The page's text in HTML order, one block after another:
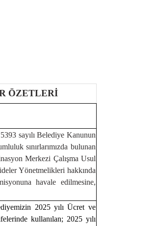
ÖZETLERİ
sayılı Belediye Kanunun
sınırlarımızda bulunan
Merkezi Çalışma Usul
Yönetmelikleri hakkında
havale edilmesine,
2025 yılı Ücret ve
kullanılan; 2025 yılı